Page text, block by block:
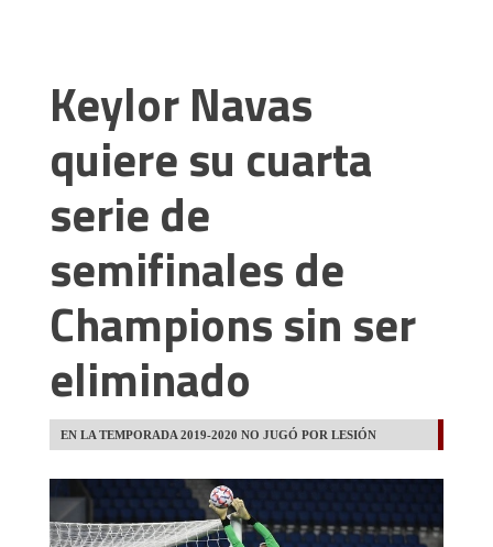
Keylor Navas
quiere su cuarta
serie de
semifinales de
Champions sin ser
eliminado
EN LA TEMPORADA 2019-2020 NO JUGÓ POR LESIÓN